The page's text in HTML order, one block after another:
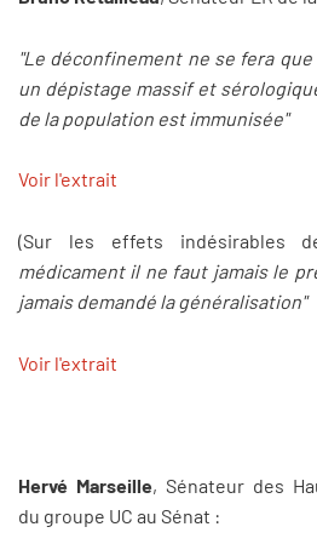
"Le déconfinement ne se fera
un dépistage massif et
de la population est immunisée"
Voir l'extrait
(Sur les effets indésirables
médicament il ne faut jamais le
jamais demandé la généralisation"
Voir l'extrait
Hervé Marseille, Sénateur des
du groupe UC au Sénat :